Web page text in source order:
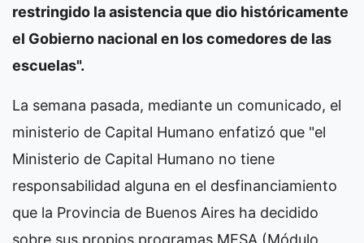
restringido la asistencia que dio históricamente
el Gobierno nacional en los comedores de las
escuelas".
La semana pasada, mediante un comunicado, el
ministerio de Capital Humano enfatizó que "el
Ministerio de Capital Humano no tiene
responsabilidad alguna en el desfinanciamiento
que la Provincia de Buenos Aires ha decidido
sobre sus propios programas MESA (Módulo